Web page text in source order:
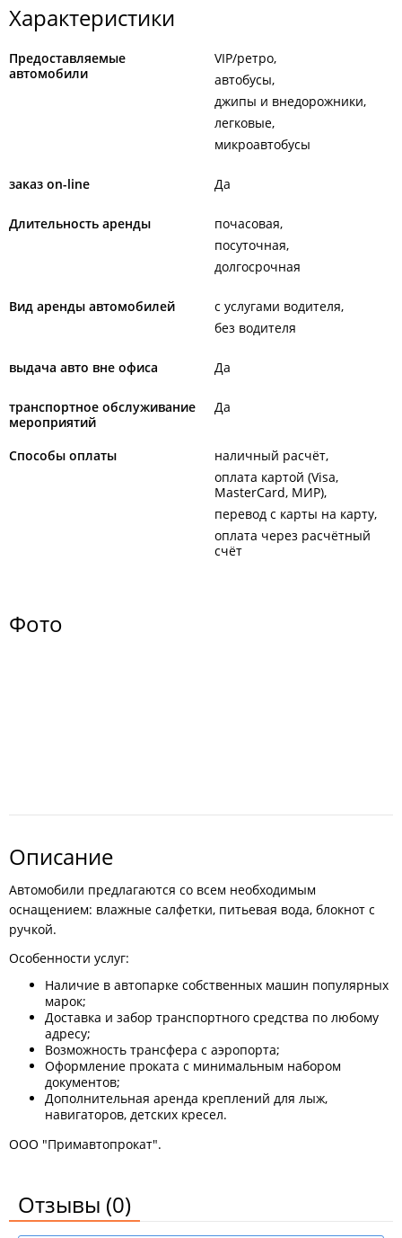
Характеристики
Предоставляемые
автомобили
VIP/ретро
автобусы
джипы и внедорожники
легковые
микроавтобусы
заказ on-line Да
Длительность аренды
почасовая
посуточная
долгосрочная
Вид аренды автомобилей
с услугами водителя
без водителя
выдача авто вне офиса Да
транспортное обслуживание
мероприятий
Да
Способы оплаты
наличный расчёт
оплата картой (Visa,
MasterCard, МИР)
перевод с карты на карту
оплата через расчётный
счёт
Фото
Описание
Автомобили предлагаются со всем необходимым
оснащением: влажные салфетки, питьевая вода, блокнот с
ручкой.
Особенности услуг:
Наличие в автопарке собственных машин популярных
марок;
Доставка и забор транспортного средства по любому
адресу;
Возможность трансфера с аэропорта;
Оформление проката с минимальным набором
документов;
Дополнительная аренда креплений для лыж,
навигаторов, детских кресел.
ООО "Примавтопрокат".
Отзывы (0)